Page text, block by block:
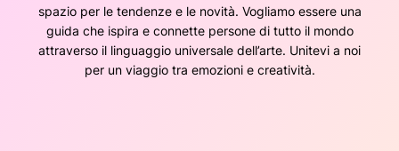
spazio per le tendenze e le novità. Vogliamo essere una
guida che ispira e connette persone di tutto il mondo
attraverso il linguaggio universale dell’arte. Unitevi a noi
per un viaggio tra emozioni e creatività.